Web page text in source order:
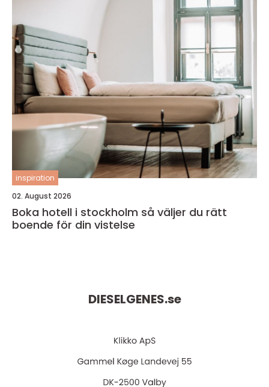
inspiration
02. August 2026
Boka hotell i stockholm så väljer du rätt
boende för din vistelse
DIESELGENES.se